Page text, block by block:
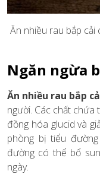
Ăn nhiều rau bắp cải
Ngăn ngừa
Ăn nhiều rau bắp
người. Các chất chứa
đồng hóa glucid và
phòng bị tiểu
đường có thể bổ
ngày.